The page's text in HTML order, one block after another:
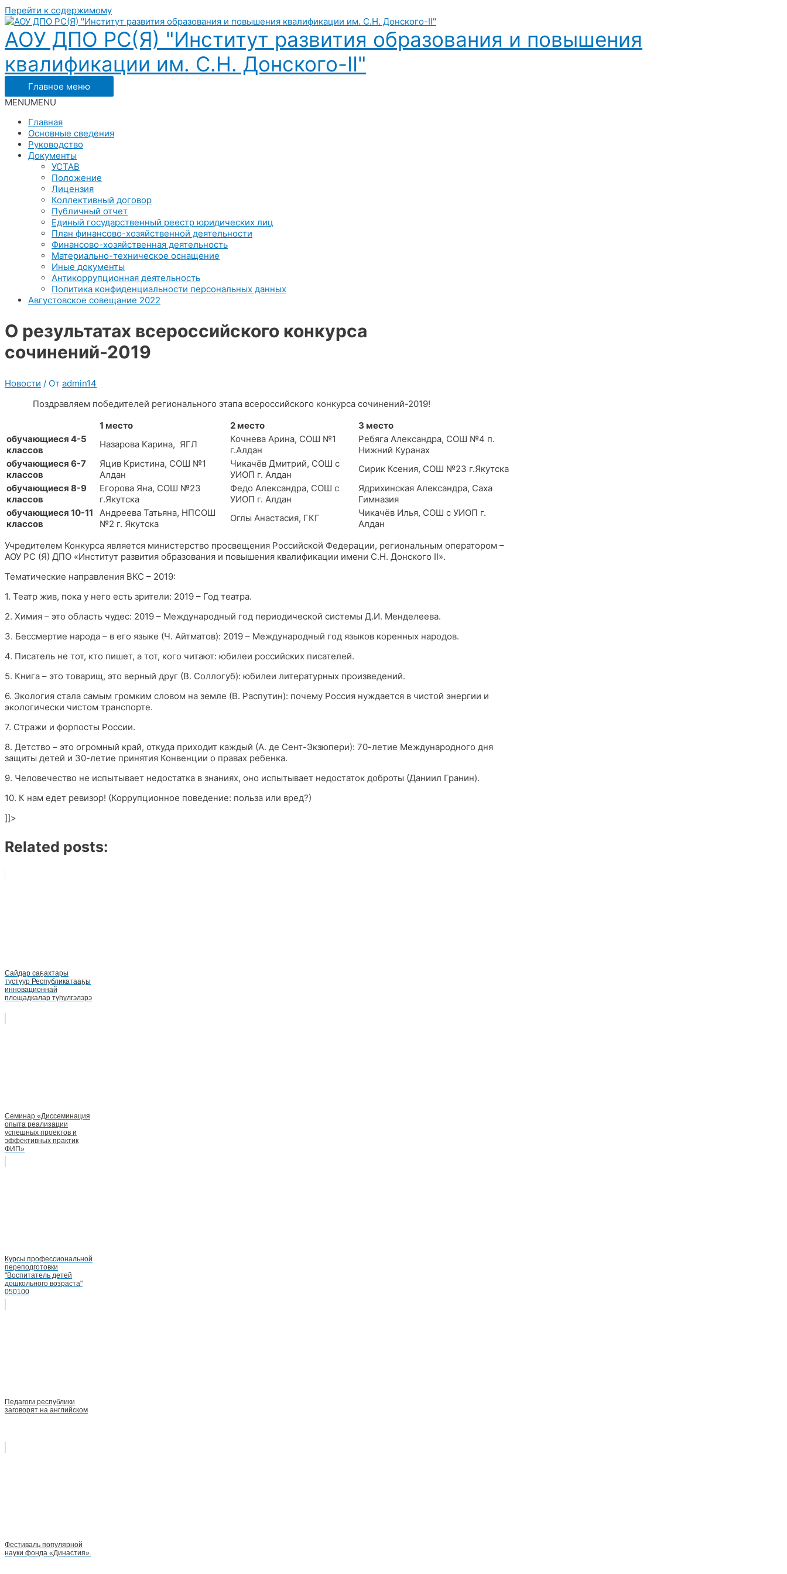
Перейти к содержимому
АОУ ДПО РС(Я) "Институт развития образования и повышения
квалификации им. С.Н. Донского-II"
Главное меню
MENUMENU
Главная
Основные сведения
Руководство
Документы
УСТАВ
Положение
Лицензия
Коллективный договор
Публичный отчет
Единый государственный реестр юридических лиц
План финансово-хозяйственной деятельности
Финансово-хозяйственная деятельность
Материально-техническое оснащение
Иные документы
Антикоррупционная деятельность
Политика конфиденциальности персональных данных
Августовское совещание 2022
О результатах всероссийского конкурса
сочинений-2019
Новости / От admin14
Поздравляем победителей регионального этапа всероссийского конкурса сочинений-2019!
1 место
2 место
3 место
обучающиеся 4-5
классов
Назарова Карина, ЯГЛ
Кочнева Арина, СОШ №1
г.Алдан
Ребяга Александра, СОШ №4 п.
Нижний Куранах
обучающиеся 6-7
классов
Яцив Кристина, СОШ №1
Алдан
Чикачёв Дмитрий, СОШ с
УИОП г. Алдан
Сирик Ксения, СОШ №23 г.Якутска
обучающиеся 8-9
классов
Егорова Яна, СОШ №23
г.Якутска
Федо Александра, СОШ с
УИОП г. Алдан
Ядрихинская Александра, Саха
Гимназия
обучающиеся 10-11
классов
Андреева Татьяна, НПСОШ
№2 г. Якутска
Оглы Анастасия, ГКГ
Чикачёв Илья, СОШ с УИОП г.
Алдан
Учредителем Конкурса является министерство просвещения Российской Федерации, региональным оператором –
АОУ РС (Я) ДПО «Институт развития образования и повышения квалификации имени С.Н. Донского II».
Тематические направления ВКС – 2019:
1. Театр жив, пока у него есть зрители: 2019 – Год театра.
2. Химия – это область чудес: 2019 – Международный год периодической системы Д.И. Менделеева.
3. Бессмертие народа – в его языке (Ч. Айтматов): 2019 – Международный год языков коренных народов.
4. Писатель не тот, кто пишет, а тот, кого читают: юбилеи российских писателей.
5. Книга – это товарищ, это верный друг (В. Соллогуб): юбилеи литературных произведений.
6. Экология стала самым громким словом на земле (В. Распутин): почему Россия нуждается в чистой энергии и
экологически чистом транспорте.
7. Стражи и форпосты России.
8. Детство – это огромный край, откуда приходит каждый (А. де Сент-Экзюпери): 70-летие Международного дня
защиты детей и 30-летие принятия Конвенции о правах ребенка.
9. Человечество не испытывает недостатка в знаниях, оно испытывает недостаток доброты (Даниил Гранин).
10. К нам едет ревизор! (Коррупционное поведение: польза или вред?)
]]>
Related posts:
Сайдар саҕахтары
түстүүр Республикатааҕы
инновационнай
площадкалар түhүлгэлэрэ
Cеминар «Диссеминация
опыта реализации
успешных проектов и
эффективных практик
ФИП»
Курсы профессиональной
переподготовки
"Воспитатель детей
дошкольного возраста"
050100
Педагоги республики
заговорят на английском
Фестиваль популярной
науки фонда «Династия».